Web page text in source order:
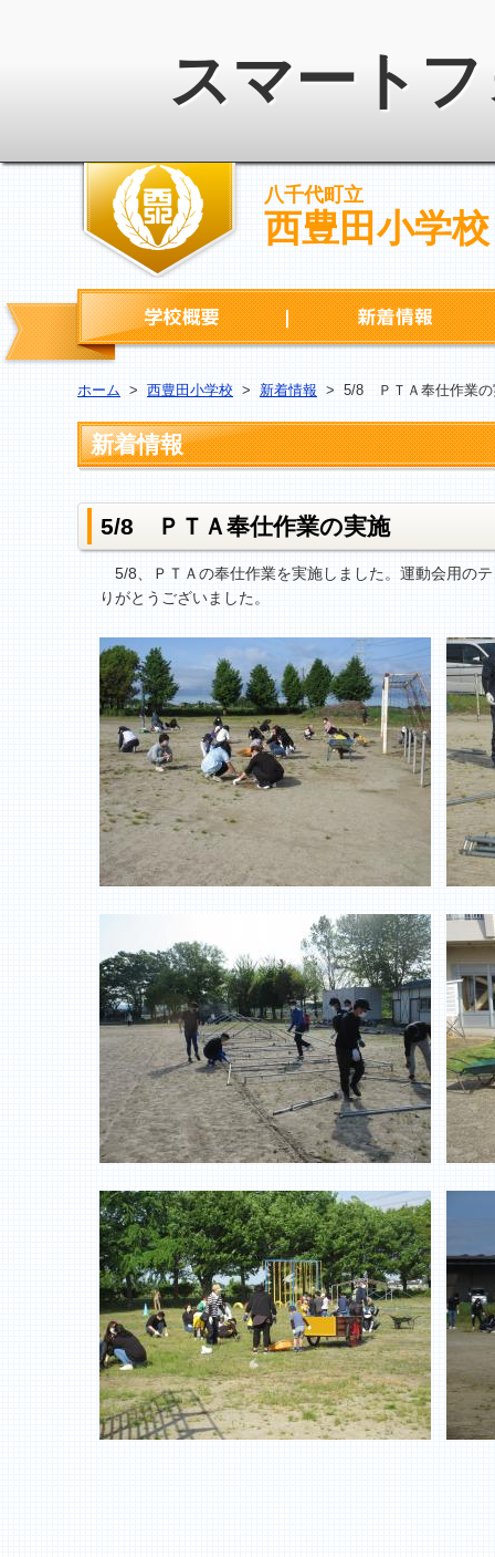
スマート
八千代町立
西豊田小学校
学校概要
ホーム > 西豊田小学校 > 新着情報 > 5/8 ＰＴＡ奉仕作業の
新着情報
5/8 ＰＴＡ奉仕作業の実施
5/8、ＰＴＡの奉仕作業を実施しました。運動会用の
りがとうございました。